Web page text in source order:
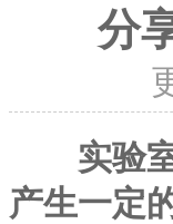
分
实验
产生一定